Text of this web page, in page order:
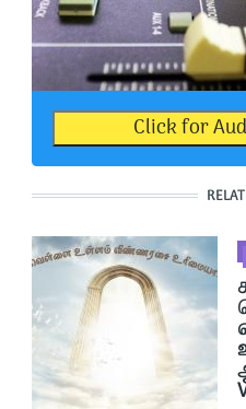
Click for